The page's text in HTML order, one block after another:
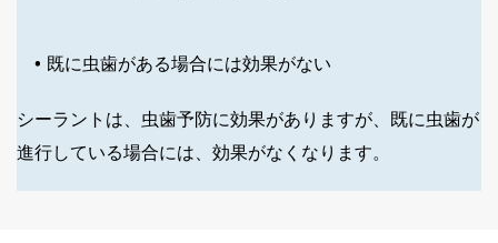
既に虫歯がある場合には効果がない
シーラントは、虫歯予防に効果がありますが、既に虫歯が
進行している場合には、効果がなくなります。